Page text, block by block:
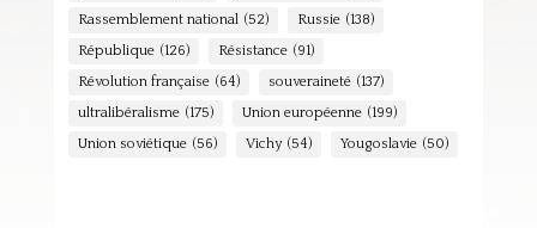
Rassemblement national (52) Russie (138)
République (126) Résistance (91)
Révolution française (64) souveraineté (137)
ultralibéralisme (175) Union européenne (199)
Union soviétique (56) Vichy (54) Yougoslavie (50)